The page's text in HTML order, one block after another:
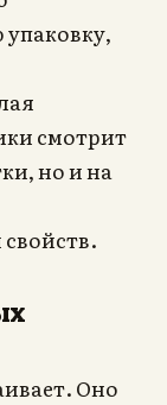
смотрит
но и на
Оно